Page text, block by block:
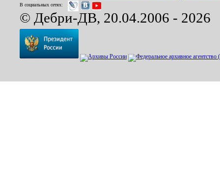
В социальных сетях:
© Дебри-ДВ, 20.04.2006 - 2026